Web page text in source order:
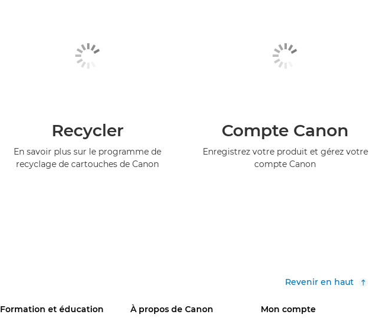
Recycler
En savoir plus sur le programme de
recyclage de cartouches de Canon
Compte Canon
Enregistrez votre produit et gérez votre
compte Canon
Revenir en haut
Formation et éducation À propos de Canon Mon compte